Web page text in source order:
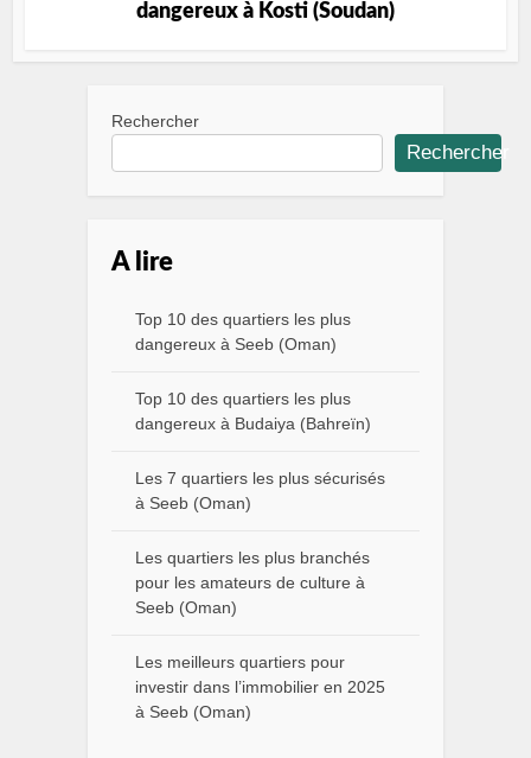
dangereux à Kosti (Soudan)
Rechercher
Rechercher
A lire
Top 10 des quartiers les plus
dangereux à Seeb (Oman)
Top 10 des quartiers les plus
dangereux à Budaiya (Bahreïn)
Les 7 quartiers les plus sécurisés
à Seeb (Oman)
Les quartiers les plus branchés
pour les amateurs de culture à
Seeb (Oman)
Les meilleurs quartiers pour
investir dans l’immobilier en 2025
à Seeb (Oman)